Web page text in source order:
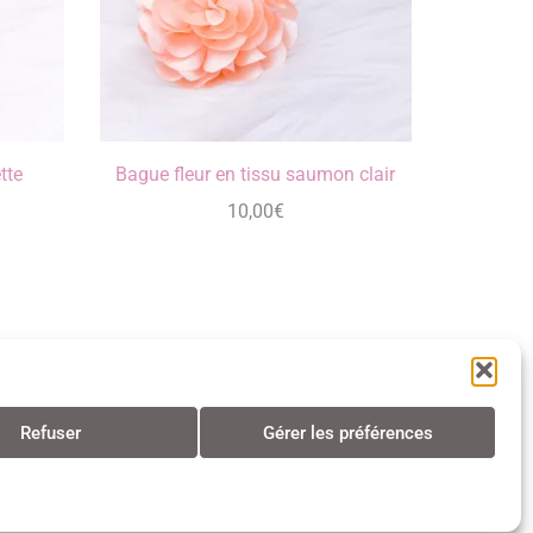
Refuser Gérer les préférences
Bague fleur en tissu saumon clair
10,00€